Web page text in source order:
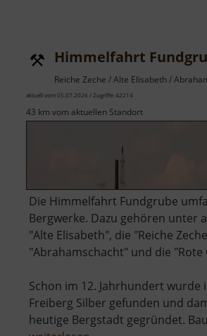
Himmelfahrt
Reiche Zeche / Alte Elisabeth / Abrahamschacht /
aktuell vom 05.07.2026 / Zugriffe: 42214
43 km vom aktuellen Standort
Die Himmelfahrt Fundgrube
Bergwerke. Dazu gehören unter
"Alte Elisabeth", die "Reiche
"Abrahamschacht" und die "Rote
Schon im 12. Jahrhundert wurde
Freiberg Silber gefunden und
heutige Bergstadt gegründet.